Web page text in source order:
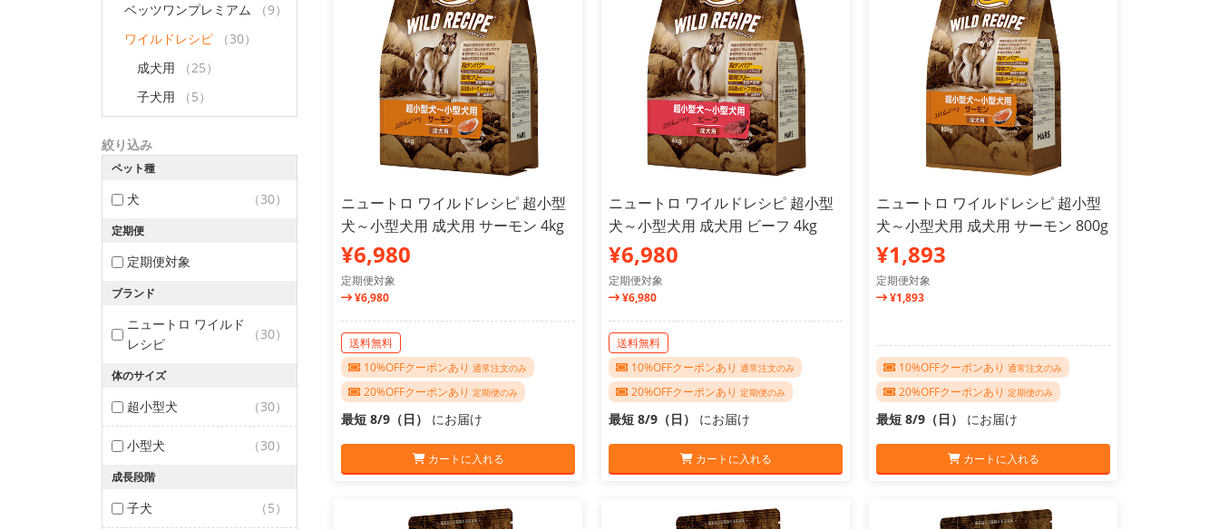
ベッツワンプレミアム
（9）
ワイルドレシピ
（30）
成犬用
（25）
子犬用
（5）
絞り込み
ペット種
犬 （30）
定期便
定期便対象
ブランド
ニュートロ ワイルド
レシピ
（30）
体のサイズ
超小型犬 （30）
小型犬 （30）
成長段階
子犬 （5）
ニュートロ ワイルドレシピ 超小型
犬～小型犬用 成犬用 サーモン 4kg
¥6,980
定期便対象
¥6,980
送料無料
10%OFFクーポンあり 通常注文のみ
20%OFFクーポンあり 定期便のみ
最短 8/9（日） にお届け
カートに入れる
ニュートロ ワイルドレシピ 超小型
犬～小型犬用 成犬用 ビーフ 4kg
¥6,980
定期便対象
¥6,980
送料無料
10%OFFクーポンあり 通常注文のみ
20%OFFクーポンあり 定期便のみ
最短 8/9（日） にお届け
カートに入れる
ニュートロ ワイルドレシピ 超小型
犬～小型犬用 成犬用 サーモン 800g
¥1,893
定期便対象
¥1,893
10%OFFクーポンあり 通常注文のみ
20%OFFクーポンあり 定期便のみ
最短 8/9（日） にお届け
カートに入れる